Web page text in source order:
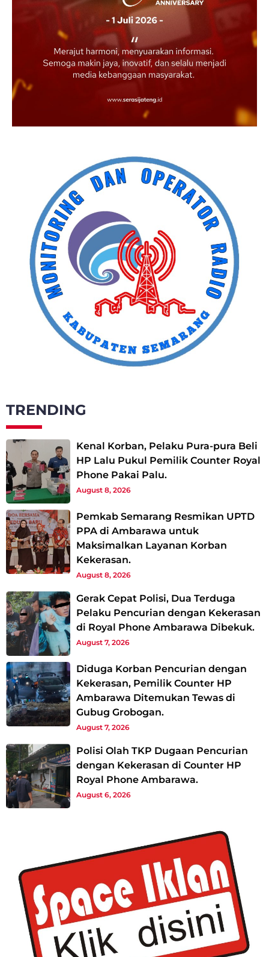
TRENDING
Kenal Korban, Pelaku Pura-pura Beli
HP Lalu Pukul Pemilik Counter Royal
Phone Pakai Palu.
August 8, 2026
Pemkab Semarang Resmikan UPTD
PPA di Ambarawa untuk
Maksimalkan Layanan Korban
Kekerasan.
August 8, 2026
Gerak Cepat Polisi, Dua Terduga
Pelaku Pencurian dengan Kekerasan
di Royal Phone Ambarawa Dibekuk.
August 7, 2026
Diduga Korban Pencurian dengan
Kekerasan, Pemilik Counter HP
Ambarawa Ditemukan Tewas di
Gubug Grobogan.
August 7, 2026
Polisi Olah TKP Dugaan Pencurian
dengan Kekerasan di Counter HP
Royal Phone Ambarawa.
August 6, 2026